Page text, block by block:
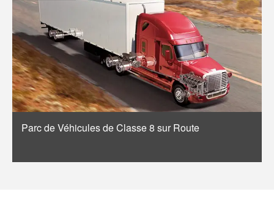
Parc de Véhicules de Classe 8 sur Route